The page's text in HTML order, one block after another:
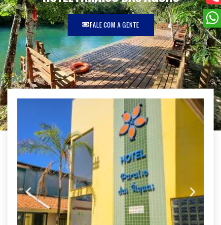
FALE COM A GENTE